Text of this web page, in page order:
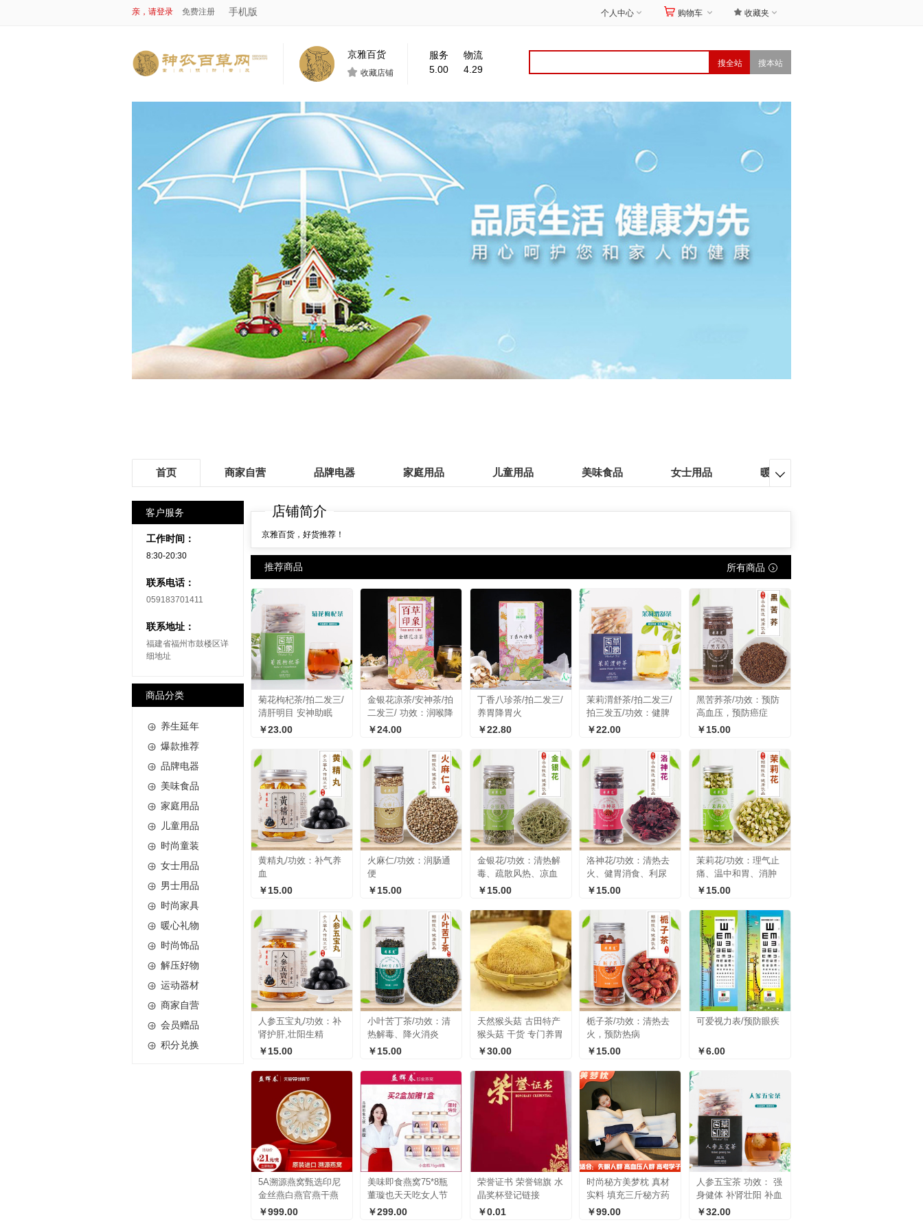
亲，请登录 免费注册 手机版 个人中心  购物车  收藏夹 
京雅百货
 收藏店铺
服务
5.00
物流
4.29
首页 商家自营 品牌电器 家庭用品 儿童用品 美味食品 女士用品 暖心礼物

客户服务
工作时间：
8:30-20:30
联系电话：
059183701411
联系地址：
福建省福州市鼓楼区详
细地址
商品分类
 养生延年
 爆款推荐
 品牌电器
 美味食品
 家庭用品

儿童用品
 时尚童装
 女士用品
 男士用品
 时尚家具
 暖心礼物
 时尚饰品
 解压好物
 运动器材
 商家自营
 会员赠品
 积分兑换
店铺简介
京雅百货，好货推荐！
推荐商品 所有商品 
菊花枸杞茶/拍二发三/
清肝明目 安神助眠
￥23.00
金银花凉茶/安神茶/拍
二发三/ 功效：润喉降
火，清肺润肺，养肝
￥24.00
丁香八珍茶/拍二发三/
养胃降胃火
￥22.80
茉莉渭舒茶/拍二发三/
拍三发五/功效：健脾
养胃 、清新口气 、静
￥22.00
黑苦荞茶/功效：预防
高血压，预防癌症
￥15.00
黄精丸/功效：补气养
血
￥15.00
火麻仁/功效：润肠通
便
￥15.00
金银花/功效：清热解
毒、疏散风热、凉血
止痢
￥15.00
洛神花/功效：清热去
火、健胃消食、利尿
￥15.00
茉莉花/功效：理气止
痛、温中和胃、消肿
解毒
￥15.00
人参五宝丸/功效：补
肾护肝,壮阳生精
￥15.00
小叶苦丁茶/功效：清
热解毒、降火消炎
￥15.00
天然猴头菇 古田特产
猴头菇 干货 专门养胃
￥30.00
栀子茶/功效：清热去
火，预防热病
￥15.00
可爱视力表/预防眼疾
￥6.00
5A溯源燕窝甄选印尼
金丝燕白燕官燕干燕
盏礼盒孕妇月套餐中
￥999.00
美味即食燕窝75*8瓶
董璇也天天吃女人节
日礼物有面孕妇营养
￥299.00
荣誉证书 荣誉锦旗 水
晶奖杯登记链接
￥0.01
时尚秘方美梦枕 真材
实料 填充三斤秘方药
材 可试用一周
￥99.00
人参五宝茶 功效： 强
身健体 补肾壮阳 补血
养颜 提神解乏
￥32.00